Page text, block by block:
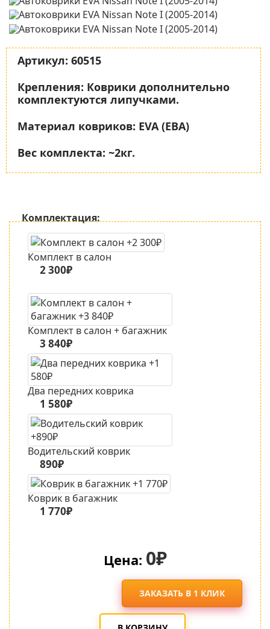
Артикул: 60515
Крепления: Коврики дополнительно
комплектуются липучками.
Материал ковриков: EVA (ЕВА)
Вес комплекта: ~2кг.
Комплектация:
Комплект в салон
2 300₽
Комплект в салон + багажник
3 840₽
Два передних коврика
1 580₽
Водительский коврик
890₽
Коврик в багажник
1 770₽
Цена: 0₽
ЗАКАЗАТЬ В 1 КЛИК